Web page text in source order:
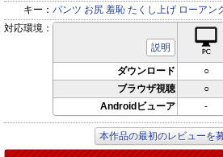
キー： パンツ お尻 羞恥 たくし上げ ローアン
対応環境：
説明
ダウンロード ○
ブラウザ視聴
○
Androidビューア
-
本作品の最初のレビューを